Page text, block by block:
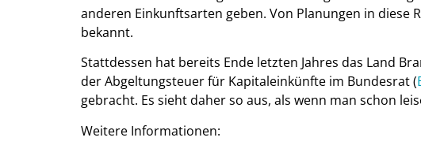
anderen Einkunftsarten geben. Von Planungen in diese
bekannt.
Stattdessen hat bereits Ende letzten Jahres das Land
der Abgeltungsteuer für Kapitaleinkünfte im Bundesrat (
gebracht. Es sieht daher so aus, als wenn man schon
Weitere Informationen: